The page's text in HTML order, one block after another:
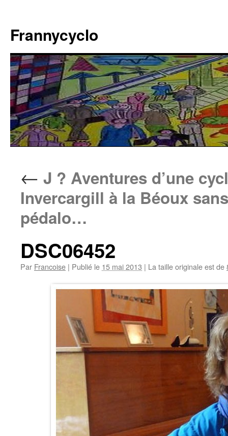
contenu
Frannycyclo
← J ? Aventures d’une
Invercargill à la Béoux
pédalo…
DSC06452
Par Francoise | Publié le 15 mai 2013 | La taille originale est de